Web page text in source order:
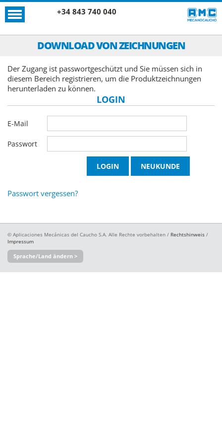
+34 843 740 040
DOWNLOAD VON ZEICHNUNGEN
Der Zugang ist passwortgeschützt und Sie müssen sich in
diesem Bereich registrieren, um die Produktzeichnungen
herunterladen zu können.
LOGIN
E-Mail
Passwort
Passwort vergessen?
© Aplicaciones Mecánicas del Caucho S.A. Alle Rechte vorbehalten / Rechtshinweis /
Impressum
Sprache/Land ändern >